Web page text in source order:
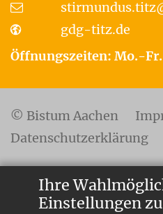
Ihre
Einstellungen
gdg-titz.de
Öffnungszeiten: Mo.-
© Bistum Aachen
Datenschutzerklärung